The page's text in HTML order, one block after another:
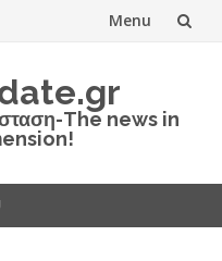
Menu
The news in